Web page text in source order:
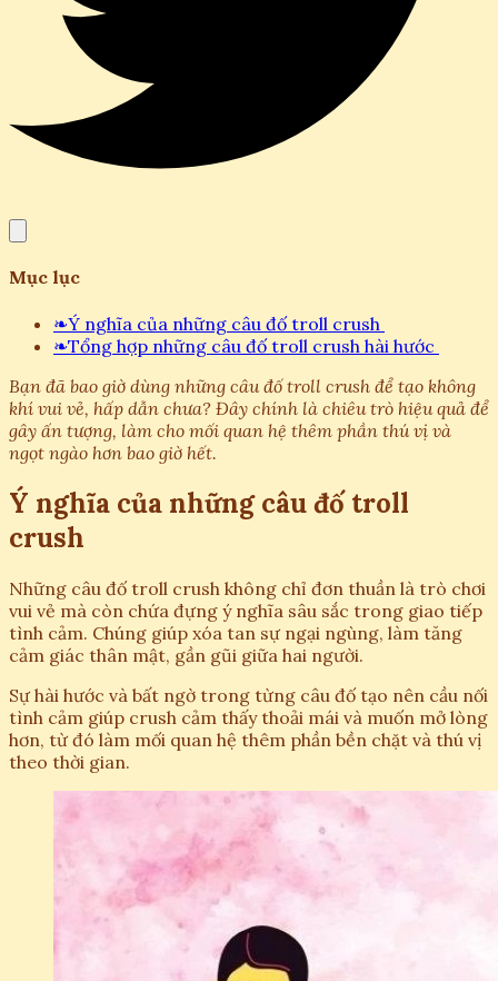
Mục lục
❧Ý nghĩa của những câu đố troll crush
❧Tổng hợp những câu đố troll crush hài hước
Bạn đã bao giờ dùng những câu đố troll crush để tạo không
khí vui vẻ, hấp dẫn chưa? Đây chính là chiêu trò hiệu quả để
gây ấn tượng, làm cho mối quan hệ thêm phần thú vị và
ngọt ngào hơn bao giờ hết.
Ý nghĩa của những câu đố troll
crush
Những câu đố troll crush không chỉ đơn thuần là trò chơi
vui vẻ mà còn chứa đựng ý nghĩa sâu sắc trong giao tiếp
tình cảm. Chúng giúp xóa tan sự ngại ngùng, làm tăng
cảm giác thân mật, gần gũi giữa hai người.
Sự hài hước và bất ngờ trong từng câu đố tạo nên cầu nối
tình cảm giúp crush cảm thấy thoải mái và muốn mở lòng
hơn, từ đó làm mối quan hệ thêm phần bền chặt và thú vị
theo thời gian.